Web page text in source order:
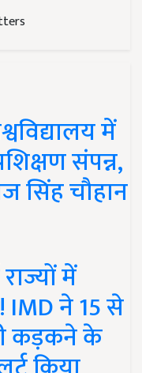
में
संपन्न,
सिंह चौहान
में
ने 15 से
कड़कने के